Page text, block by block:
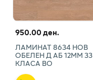
950.00 ден.
ЛАМИНАТ 8634 НОВ
ОБЕЛЕН Д АБ 12ММ 33
КЛАСА ВО